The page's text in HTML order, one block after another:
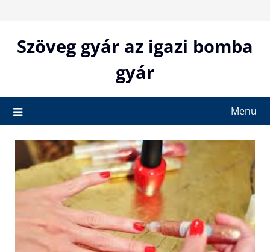
contentSzöveg gyár az igazi bomba
gyár
Menu